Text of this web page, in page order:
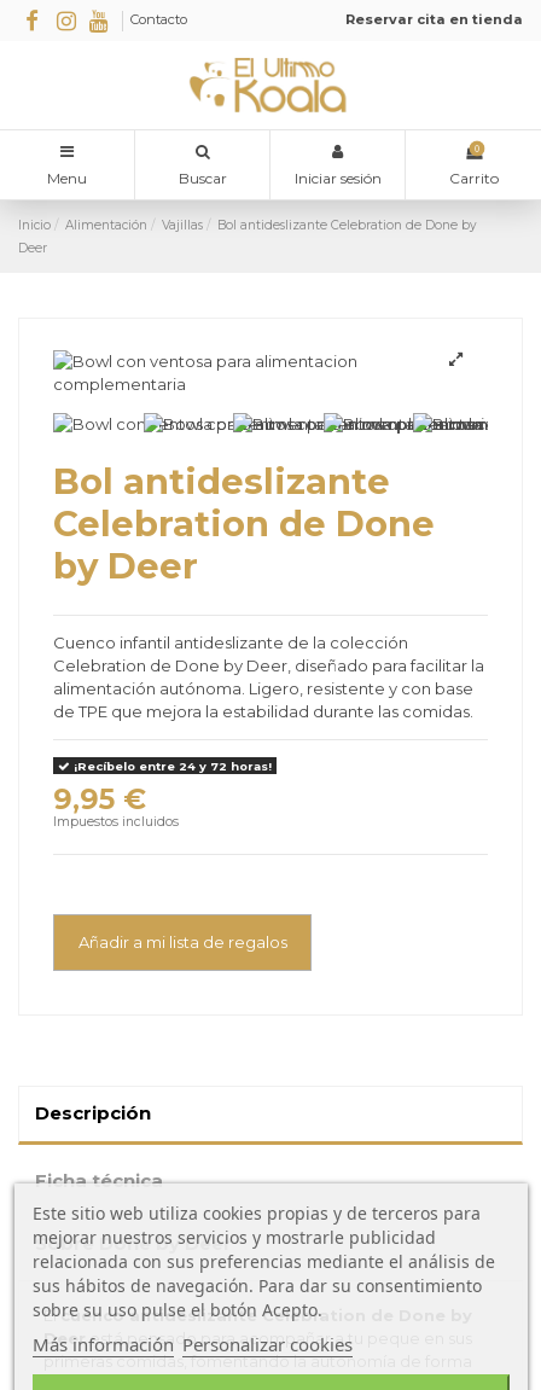
Contacto Reservar cita en tienda
Menu Buscar Iniciar sesión
0
Carrito
Inicio Alimentación Vajillas
Bol antideslizante Celebration de Done by
Deer
Bol antideslizante
Celebration de Done
by Deer
Cuenco infantil antideslizante de la colección
Celebration de Done by Deer, diseñado para facilitar la
alimentación autónoma. Ligero, resistente y con base
de TPE que mejora la estabilidad durante las comidas.
¡Recíbelo entre 24 y 72 horas!
9,95 €
Impuestos incluidos
Añadir a mi lista de regalos
Descripción
Ficha técnica
Sobre Done by Deer
Elcuenco antideslizante Celebration de Done by
Deerestá pensado para acompañar a tu peque en sus
primeras comidas, fomentando la autonomía de forma
Este sitio web utiliza cookies propias y de terceros para
mejorar nuestros servicios y mostrarle publicidad
relacionada con sus preferencias mediante el análisis de
sus hábitos de navegación. Para dar su consentimiento
sobre su uso pulse el botón Acepto.
Más información Personalizar cookies